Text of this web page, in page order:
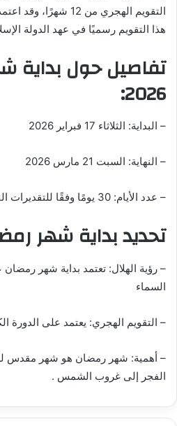
ل
ر
ا
التقويم الهجري من 12
هذا التقويم رسميًا في عهد الدولة
تفاصيل حول بداية
2026:
– البداية: الثلاثاء 17 فبراير 2026
– النهاية: السبت 21 مارس 2026
– عدد الأيام: 30 يومًا وفقًا للتقديرات الفلكية الأولية
تحديد بداية شهر
– رؤية الهلال: تعتمد بداية شهر رمضان
السماء
– التقويم الهجري: يعتمد على الدورة
– أهمية: شهر رمضان هو شهر مقدس
الفجر إلى غروب الشمس .